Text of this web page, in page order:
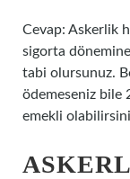
Cevap: Askerlik
sigorta
tabi olursunuz.
ödemeseniz bile
emekli